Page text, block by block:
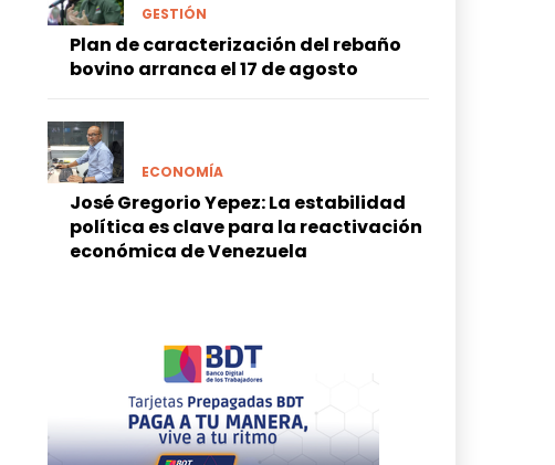
GESTIÓN
Plan de caracterización del rebaño
bovino arranca el 17 de agosto
ECONOMÍA
José Gregorio Yepez: La estabilidad
política es clave para la reactivación
económica de Venezuela